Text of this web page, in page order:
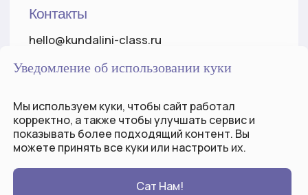
Уведомление об использовании куки
Мы используем куки, чтобы сайт работал
корректно, а также чтобы улучшать сервис и
показывать более подходящий контент. Вы
можете принять все куки или настроить их.
Сат Нам!